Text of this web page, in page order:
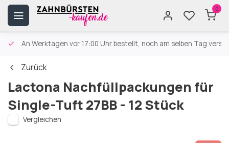
0
An Werktagen vor 17:00 Uhr bestellt, noch am selben Tag
Zurück
Lactona Nachfüllpackungen für
Single-Tuft 27BB - 12 Stück
Vergleichen